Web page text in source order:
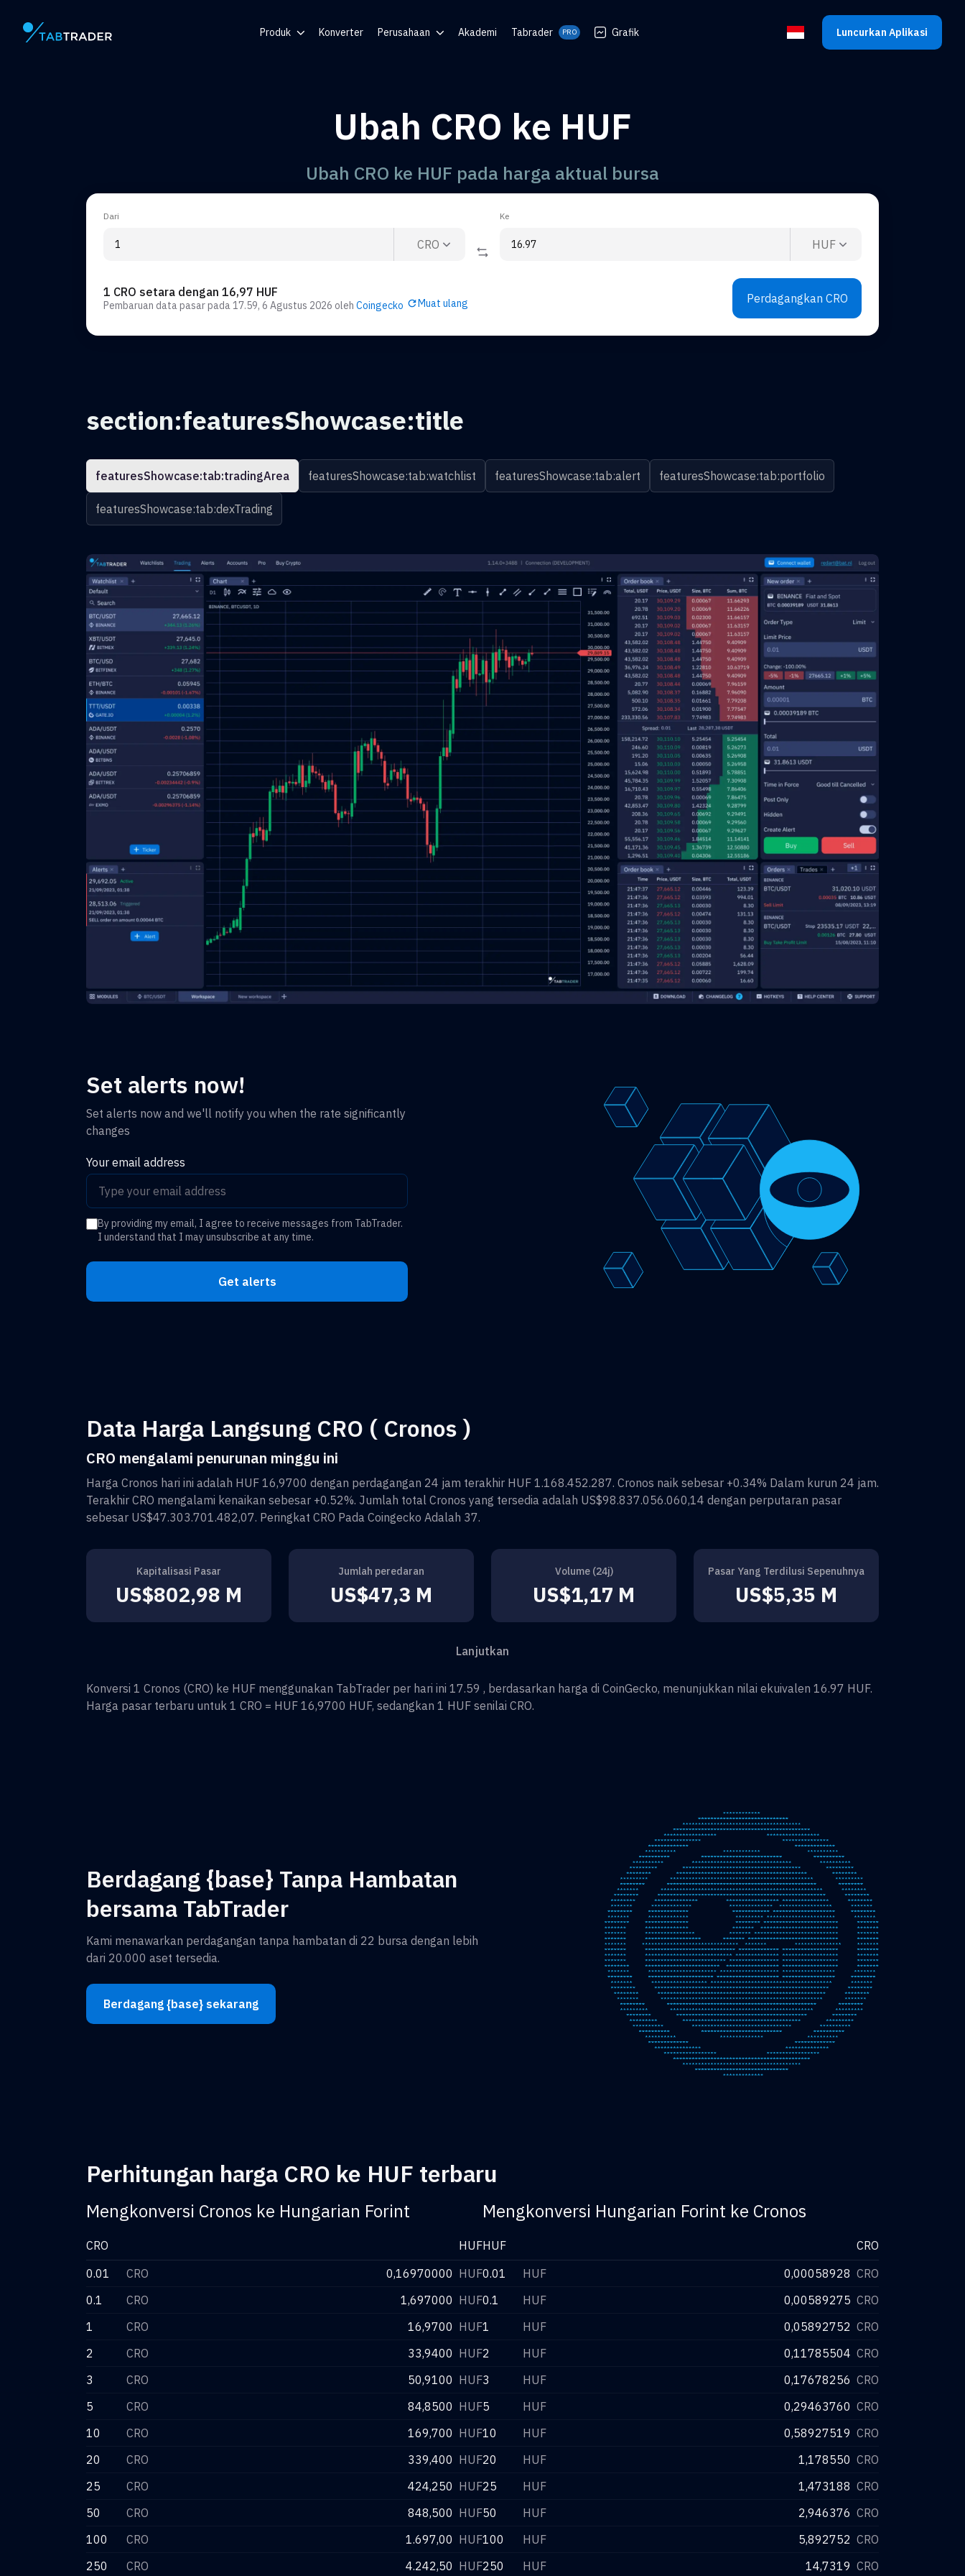
Halaman utama Produk Konverter Perusahaan Akademi Tabrader PRO Grafik Pilih bahasaLuncurkan Aplikasi
Ubah CRO ke HUF
Ubah CRO ke HUF pada harga aktual bursa
Dari
CRO
Ke
HUF
1 CRO setara dengan 16,97 HUF
Pembaruan data pasar pada17.59, 6 Agustus 2026 oleh Coingecko Muat ulang Perdagangkan CRO
section:featuresShowcase:title
featuresShowcase:tab:tradingArea featuresShowcase:tab:watchlist featuresShowcase:tab:alert featuresShowcase:tab:portfolio
featuresShowcase:tab:dexTrading
Set alerts now!
Set alerts now and we'll notify you when the rate significantly
changes
Your email address
By providing my email, I agree to receive messages from TabTrader.
I understand that I may unsubscribe at any time.
Get alerts
Data Harga Langsung CRO ( Cronos )
CRO mengalami penurunan minggu ini
Harga Cronos hari ini adalah HUF 16,9700 dengan perdagangan 24 jam terakhir HUF 1.168.452.287. Cronos naik sebesar +0.34% Dalam kurun 24 jam.
Terakhir CRO mengalami kenaikan sebesar +0.52%. Jumlah total Cronos yang tersedia adalah US$98.837.056.060,14 dengan perputaran pasar
sebesar US$47.303.701.482,07. Peringkat CRO Pada Coingecko Adalah 37.
Kapitalisasi Pasar
US$802,98 M
Jumlah peredaran
US$47,3 M
Volume (24j)
US$1,17 M
Pasar Yang Terdilusi Sepenuhnya
US$5,35 M
Lanjutkan
Konversi 1 Cronos (CRO) ke HUF menggunakan TabTrader per hari ini 17.59 , berdasarkan harga di CoinGecko, menunjukkan nilai ekuivalen 16.97 HUF.
Harga pasar terbaru untuk 1 CRO = HUF 16,9700 HUF, sedangkan 1 HUF senilai CRO.
Berdagang {base} Tanpa Hambatan
bersama TabTrader
Kami menawarkan perdagangan tanpa hambatan di 22 bursa dengan lebih
dari 20.000 aset tersedia.
Berdagang {base} sekarang
Perhitungan harga CRO ke HUF terbaru
Mengkonversi Cronos ke Hungarian Forint
CRO
HUF
0.01
CRO 0,16970000 HUF
0.1
CRO 1,697000 HUF
1
CRO 16,9700 HUF
2
CRO 33,9400 HUF
3
CRO 50,9100 HUF
5
CRO 84,8500 HUF
10
CRO 169,700 HUF
20
CRO 339,400 HUF
25
CRO 424,250 HUF
50
CRO 848,500 HUF
100
CRO 1.697,00 HUF
250
CRO 4.242,50 HUF
Mengkonversi Hungarian Forint ke Cronos
HUF
CRO
0.01
HUF 0,00058928 CRO
0.1
HUF 0,00589275 CRO
1
HUF 0,05892752 CRO
2
HUF 0,11785504 CRO
3
HUF 0,17678256 CRO
5
HUF 0,29463760 CRO
10
HUF 0,58927519 CRO
20
HUF 1,178550 CRO
25
HUF 1,473188 CRO
50
HUF 2,946376 CRO
100
HUF 5,892752 CRO
250
HUF 14,7319 CRO